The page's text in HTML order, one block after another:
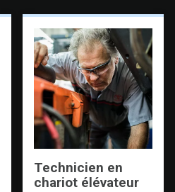
Technicien en
chariot élévateur